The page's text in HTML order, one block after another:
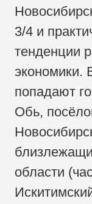
3/4 и
тенденции
экономики.
попадают
Обь,
области